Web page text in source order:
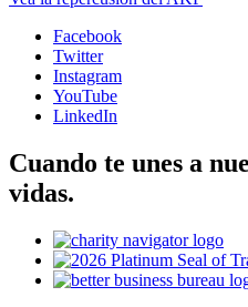
Facebook
Twitter
Instagram
YouTube
LinkedIn
Cuando te unes a
vidas.